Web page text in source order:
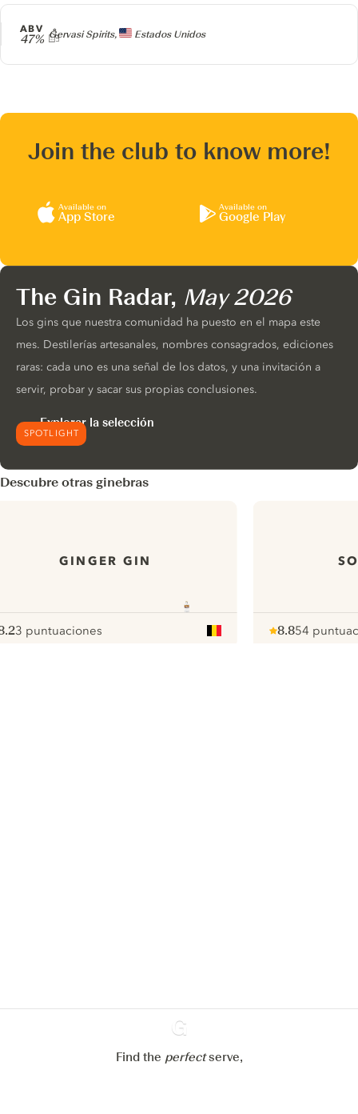
Producer
Gervasi Spirits, Estados Unidos
ABV
47%
Join the club to know more!
Available on
App Store
Available on
Google Play
SPOTLIGHT
The Gin Radar, May 2026
Los gins que nuestra comunidad ha puesto en el mapa este
mes. Destilerías artesanales, nombres consagrados, ediciones
raras: cada uno es una señal de los datos, y una invitación a
servir, probar y sacar sus propias conclusiones.
Explorar la selección
Descubre otras ginebras
GINGER GIN
pour
3 puntuaciones
8.8
pour
54
Ginventory
Find the perfectserve,